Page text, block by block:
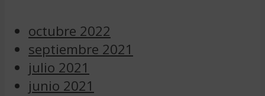
octubre 2022
septiembre 2021
julio 2021
junio 2021